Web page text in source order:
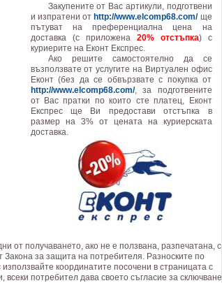
Закупените от Вас артикули, подготвени
и изпратени отhttp://www.elcomp68.com/ще
пътуват на преференциална цена на
доставка (с приложена 20% отстъпка) с
куриерите на Еконт Експрес.
Ако решите самостоятелно да се
възползвате от услугите на Виртуален офис
Еконт (без да се обвързвате с покупка от
http://www.elcomp68.com/, за подготвените
от Вас пратки по които сте платец, Еконт
Експрес ще Ви предостави отстъпка в
размер на 3% от цената на куриерската
доставка.
от получаването, ако не е ползвана, разпечатана, с
Закона за защита на потребителя. Разноските по
координатите посочени в страницата с
потребител дава своето съгласие за сключване